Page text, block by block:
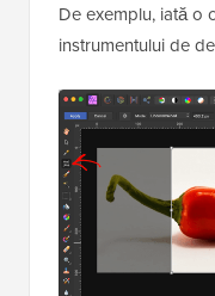
De exemplu, iată o
instrumentului de